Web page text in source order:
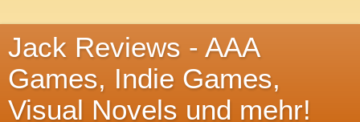
Jack Reviews - AAA
Games, Indie Games,
Visual Novels und mehr!